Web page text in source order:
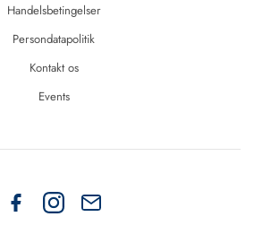
Handelsbetingelser
Persondatapolitik
Kontakt os
Events